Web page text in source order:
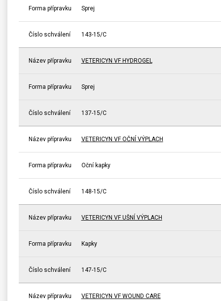
Forma přípravku Sprej
Číslo schválení 143-15/C
Název přípravku VETERICYN VF HYDROGEL
Forma přípravku Sprej
Číslo schválení 137-15/C
Název přípravku VETERICYN VF OČNÍ VÝPLACH
Forma přípravku Oční kapky
Číslo schválení 148-15/C
Název přípravku VETERICYN VF UŠNÍ VÝPLACH
Forma přípravku Kapky
Číslo schválení 147-15/C
Název přípravku VETERICYN VF WOUND CARE